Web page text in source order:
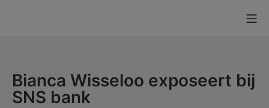
Bianca Wisseloo exposeert bij
SNS bank